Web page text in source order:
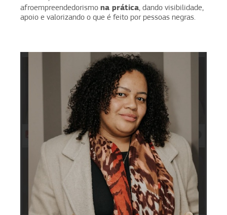
afroempreendedorismo na prática, dando visibilidade,
apoio e valorizando o que é feito por pessoas negras.